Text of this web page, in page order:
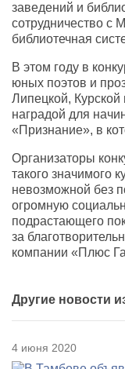
заведений и
сотрудничество с
библиотечная
В этом году в
юных поэтов и
Липецкой,
наградой для
«Признание», в
Организаторы
такого значимого
невозможной без
огромную
подрастающего
за
компании «Плюс
Другие новости
4 июня 2020